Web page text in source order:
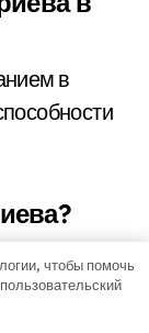
в
Он начал
и
чтобы помочь